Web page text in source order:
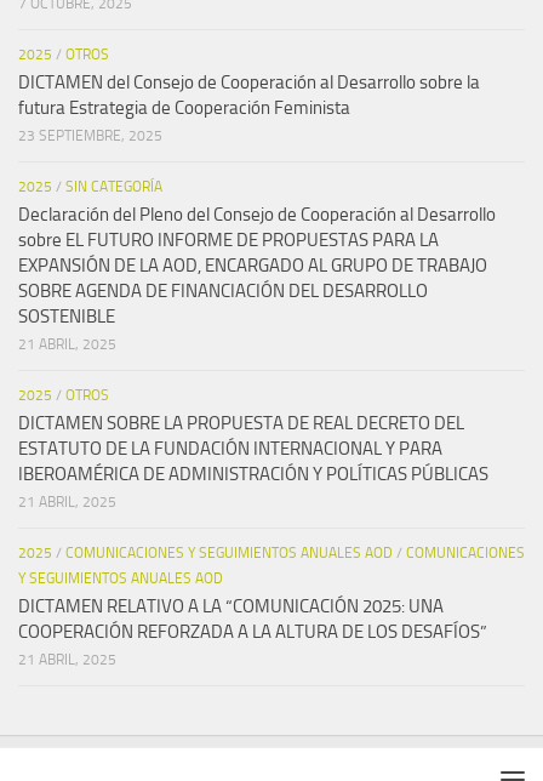
7 OCTUBRE, 2025
2025 / OTROS
DICTAMEN del Consejo de Cooperación al Desarrollo sobre la
futura Estrategia de Cooperación Feminista
23 SEPTIEMBRE, 2025
2025 / SIN CATEGORÍA
Declaración del Pleno del Consejo de Cooperación al Desarrollo
sobre EL FUTURO INFORME DE PROPUESTAS PARA LA
EXPANSIÓN DE LA AOD, ENCARGADO AL GRUPO DE TRABAJO
SOBRE AGENDA DE FINANCIACIÓN DEL DESARROLLO
SOSTENIBLE
21 ABRIL, 2025
2025 / OTROS
DICTAMEN SOBRE LA PROPUESTA DE REAL DECRETO DEL
ESTATUTO DE LA FUNDACIÓN INTERNACIONAL Y PARA
IBEROAMÉRICA DE ADMINISTRACIÓN Y POLÍTICAS PÚBLICAS
21 ABRIL, 2025
2025 / COMUNICACIONES Y SEGUIMIENTOS ANUALES AOD / COMUNICACIONES
Y SEGUIMIENTOS ANUALES AOD
DICTAMEN RELATIVO A LA “COMUNICACIÓN 2025: UNA
COOPERACIÓN REFORZADA A LA ALTURA DE LOS DESAFÍOS”
21 ABRIL, 2025